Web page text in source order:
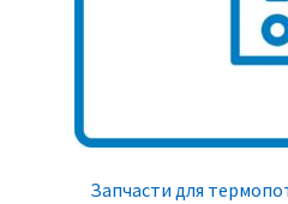
Запчасти для